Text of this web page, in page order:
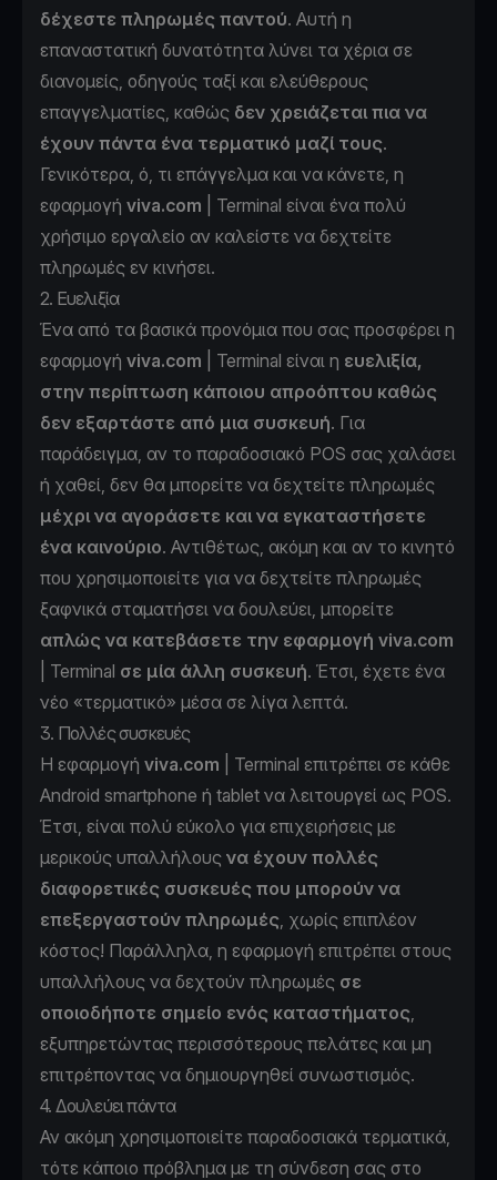
δέχεστε πληρωμές παντού. Αυτή η
επαναστατική δυνατότητα λύνει τα χέρια σε
διανομείς, οδηγούς ταξί και ελεύθερους
επαγγελματίες, καθώς δεν χρειάζεται πια να
έχουν πάντα ένα τερματικό μαζί τους.
Γενικότερα, ό, τι επάγγελμα και να κάνετε, η
εφαρμογή viva.com | Terminal είναι ένα πολύ
χρήσιμο εργαλείο αν καλείστε να δεχτείτε
πληρωμές εν κινήσει.
2. Ευελιξία
Ένα από τα βασικά προνόμια που σας προσφέρει η
εφαρμογή viva.com | Terminal είναι η ευελιξία,
στην περίπτωση κάποιου απροόπτου καθώς
δεν εξαρτάστε από μια συσκευή. Για
παράδειγμα, αν το παραδοσιακό POS σας χαλάσει
ή χαθεί, δεν θα μπορείτε να δεχτείτε πληρωμές
μέχρι να αγοράσετε και να εγκαταστήσετε
ένα καινούριο. Αντιθέτως, ακόμη και αν το κινητό
που χρησιμοποιείτε για να δεχτείτε πληρωμές
ξαφνικά σταματήσει να δουλεύει, μπορείτε
απλώς να κατεβάσετε την εφαρμογή viva.com
| Terminal σε μία άλλη συσκευή. Έτσι, έχετε ένα
νέο «τερματικό» μέσα σε λίγα λεπτά.
3. Πολλές συσκευές
Η εφαρμογή viva.com | Terminal επιτρέπει σε κάθε
Android smartphone ή tablet να λειτουργεί ως POS.
Έτσι, είναι πολύ εύκολο για επιχειρήσεις με
μερικούς υπαλλήλους να έχουν πολλές
διαφορετικές συσκευές που μπορούν να
επεξεργαστούν πληρωμές, χωρίς επιπλέον
κόστος! Παράλληλα, η εφαρμογή επιτρέπει στους
υπαλλήλους να δεχτούν πληρωμές σε
οποιοδήποτε σημείο ενός καταστήματος,
εξυπηρετώντας περισσότερους πελάτες και μη
επιτρέποντας να δημιουργηθεί συνωστισμός.
4. Δουλεύει πάντα
Αν ακόμη χρησιμοποιείτε παραδοσιακά τερματικά,
τότε κάποιο πρόβλημα με τη σύνδεση σας στο